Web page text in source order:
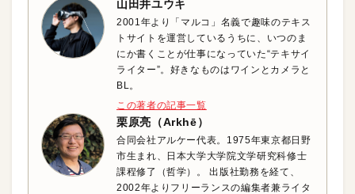
山田井ユウキ
2001年より「マルコ」名義で趣味のテキス
トサイトを運営しているうちに、いつのま
にか書くことが仕事になっていた“テキサイ
ライター”。好きなものはワインとカメラと
BL。
この著者の記事一覧
栗原亮（Arkhē）
合同会社アルケー代表。1975年東京都日野
市生まれ、日本大学大学院文学研究科修士
課程修了（哲学）。 出版社勤務を経て、
2002年よりフリーランスの編集者兼ライタ